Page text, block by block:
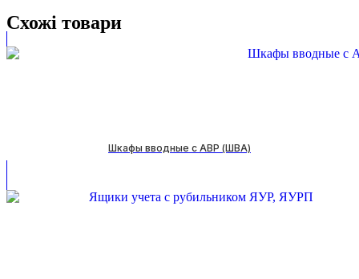
Схожі товари
Шкафы вводные с АВР (ШВА)